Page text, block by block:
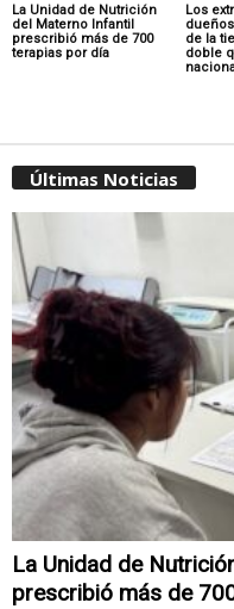
La Unidad de Nutrición
del Materno Infantil
prescribió más de 700
terapias por día
Los
de la
doble
Últimas Noticias
La Unidad de
prescribió más de